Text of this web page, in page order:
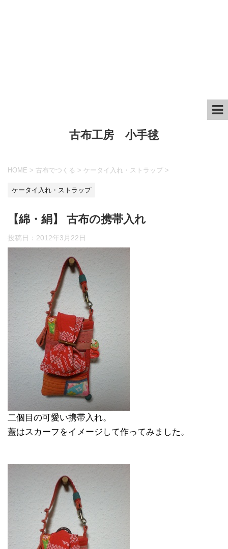
古布工房 小手毬
HOME > 古布でつくる > ケータイ入れ・ストラップ >
ケータイ入れ・ストラップ
【綿・絹】 古布の携帯入れ
投稿日： 2012年3月22日
二個目の可愛い携帯入れ。
蓋はスカーフをイメージして作ってみました。